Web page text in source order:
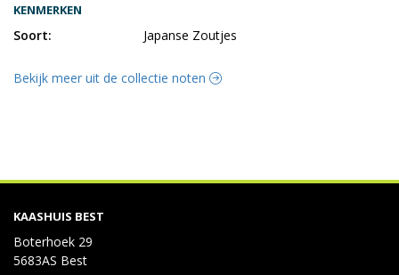
KENMERKEN
Soort: Japanse Zoutjes
Bekijk meer uit de collectie noten
KAASHUIS BEST
Boterhoek 29
5683AS Best